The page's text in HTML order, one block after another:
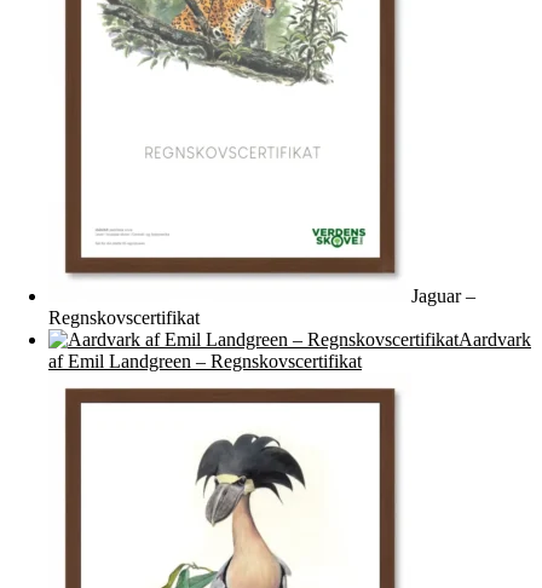
Jaguar –
Regnskovscertifikat
Aardvark
af Emil Landgreen – Regnskovscertifikat